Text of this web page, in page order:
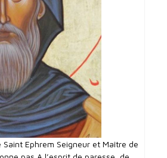
Saint Ephrem Seigneur et Maître de